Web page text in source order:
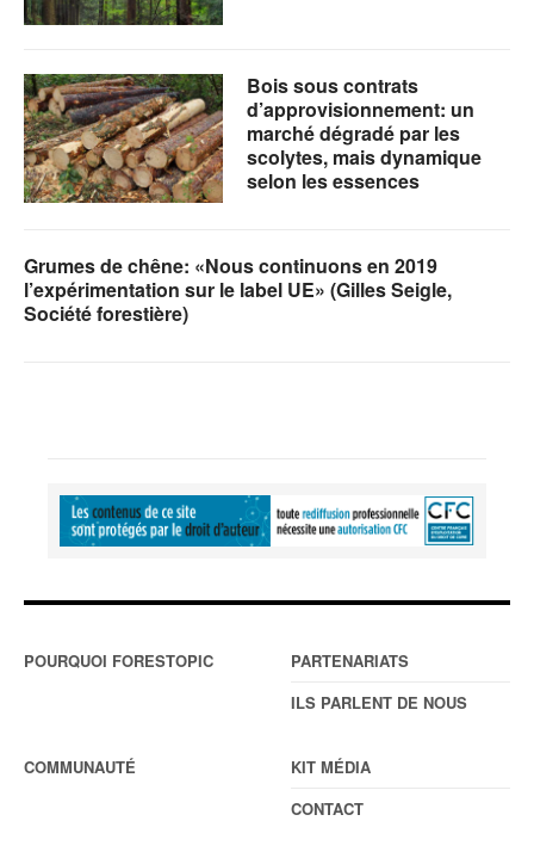
Bois sous contrats
d’approvisionnement: un
marché dégradé par les
scolytes, mais dynamique
selon les essences
Grumes de chêne: «Nous continuons en 2019
l’expérimentation sur le label UE» (Gilles Seigle,
Société forestière)
POURQUOI FORESTOPIC
PARTENARIATS
ILS PARLENT DE NOUS
COMMUNAUTÉ
KIT MÉDIA
CONTACT